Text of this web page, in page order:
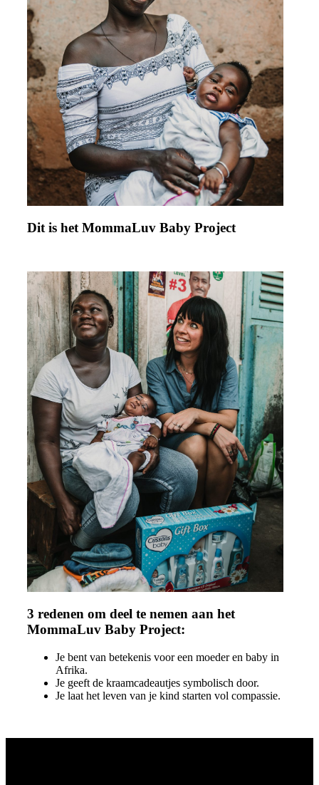
Dit is het MommaLuv Baby Project
3 redenen om deel te nemen aan het
MommaLuv Baby Project:
Je bent van betekenis voor een moeder en baby in
Afrika.
Je geeft de kraamcadeautjes symbolisch door.
Je laat het leven van je kind starten vol compassie.